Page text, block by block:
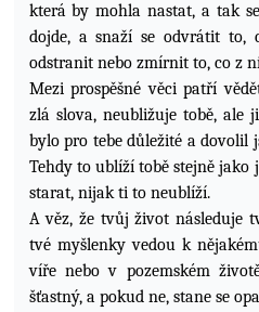
která by mohla nastat, a tak
dojde, a snaží se odvrátit to,
odstranit nebo zmírnit to, co z
Mezi prospěšné věci patří
zlá slova, neubližuje tobě, ale
bylo pro tebe důležité a dovolil
Tehdy to ublíží tobě stejně jako
starat, nijak ti to neublíží.
A věz, že tvůj život následuje
tvé myšlenky vedou k
víře nebo v pozemském
šťastný, a pokud ne, stane se